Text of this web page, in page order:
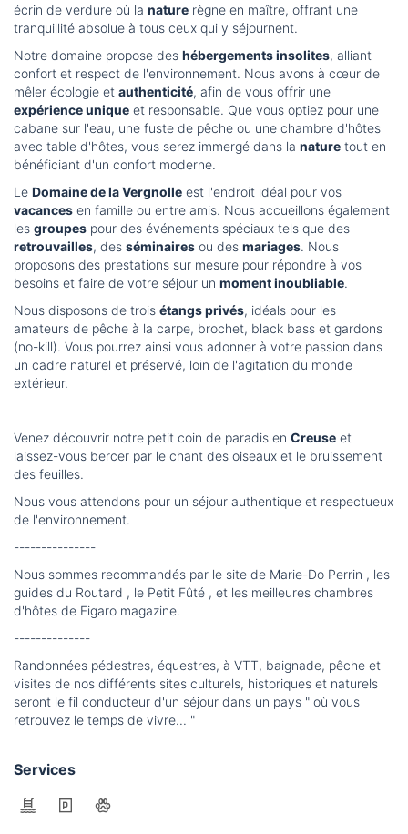
écrin de verdure où la nature règne en maître, offrant une
tranquillité absolue à tous ceux qui y séjournent.
Notre domaine propose des hébergements insolites, alliant
confort et respect de l'environnement. Nous avons à cœur de
mêler écologie et authenticité, afin de vous offrir une
expérience unique et responsable. Que vous optiez pour une
cabane sur l'eau, une fuste de pêche ou une chambre d'hôtes
avec table d'hôtes, vous serez immergé dans la nature tout en
bénéficiant d'un confort moderne.
Le Domaine de la Vergnolle est l'endroit idéal pour vos
vacances en famille ou entre amis. Nous accueillons également
les groupes pour des événements spéciaux tels que des
retrouvailles, des séminaires ou des mariages. Nous
proposons des prestations sur mesure pour répondre à vos
besoins et faire de votre séjour un moment inoubliable.
Nous disposons de trois étangs privés, idéals pour les
amateurs de pêche à la carpe, brochet, black bass et gardons
(no-kill). Vous pourrez ainsi vous adonner à votre passion dans
un cadre naturel et préservé, loin de l'agitation du monde
extérieur.
Venez découvrir notre petit coin de paradis en Creuse et
laissez-vous bercer par le chant des oiseaux et le bruissement
des feuilles.
Nous vous attendons pour un séjour authentique et respectueux
de l'environnement.
---------------
Nous sommes recommandés par le site de Marie-Do Perrin , les
guides du Routard , le Petit Fûté , et les meilleures chambres
d'hôtes de Figaro magazine.
--------------
Randonnées pédestres, équestres, à VTT, baignade, pêche et
visites de nos différents sites culturels, historiques et naturels
seront le fil conducteur d'un séjour dans un pays " où vous
retrouvez le temps de vivre... "
Services